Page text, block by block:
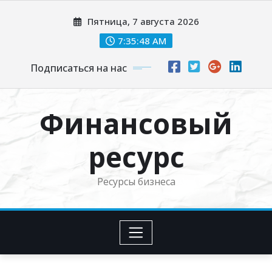
Пятница, 7 августа 2026
7:35:49 AM
Подписаться на нас
Финансовый
ресурс
Ресурсы бизнеса